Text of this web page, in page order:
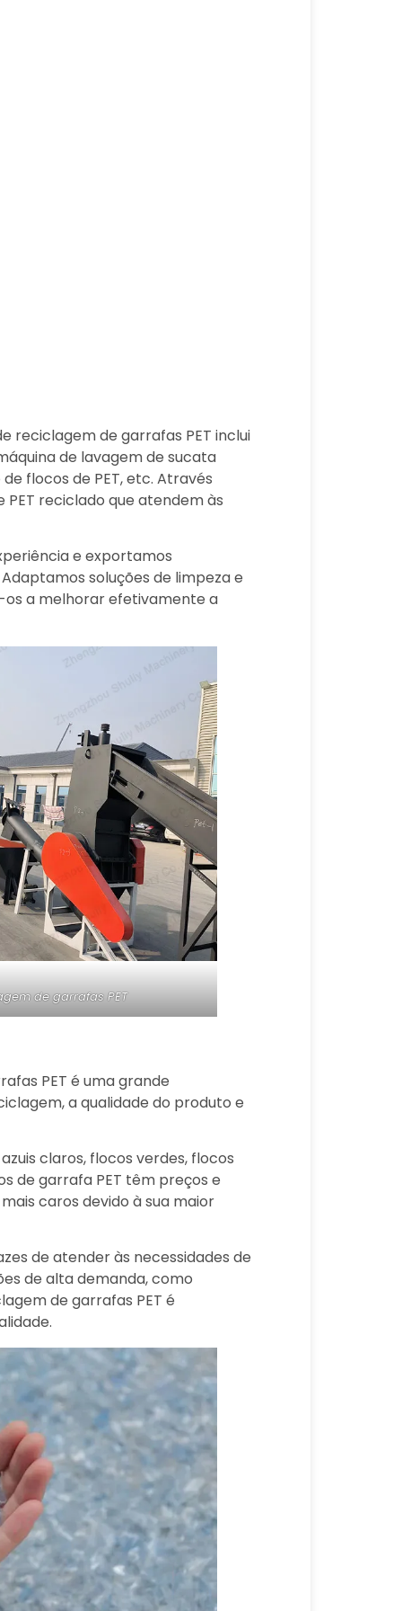
reciclagem de garrafas PET inclui
de lavagem de sucata
flocos de PET, etc. Através
reciclado que atendem às
e exportamos
soluções de limpeza e
os a melhorar efetivamente a
de garrafas PET
PET é uma grande
a qualidade do produto e
claros, flocos verdes, flocos
de garrafa PET têm preços e
caros devido à sua maior
de atender às necessidades de
de alta demanda, como
de garrafas PET é